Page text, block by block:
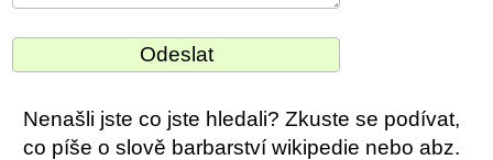
Nenašli jste co jste hledali? Zkuste se podívat,
co píše o slově barbarství wikipedie nebo abz.